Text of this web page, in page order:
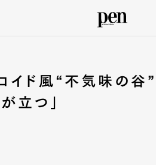
イド風“不気味の谷
立つ」